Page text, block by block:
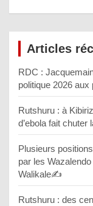
Articles
RDC :
politique 2026 aux
Rutshuru : à
d’ebola fait chuter
Plusieurs
par les
Walikale✍️
Rutshuru : des